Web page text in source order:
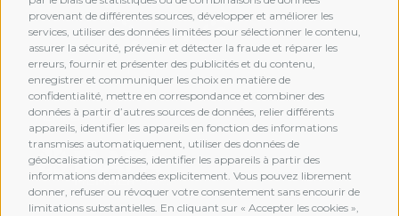
provenant de différentes sources, développer et améliorer les
services, utiliser des données limitées pour sélectionner le contenu,
assurer la sécurité, prévenir et détecter la fraude et réparer les
erreurs, fournir et présenter des publicités et du contenu,
enregistrer et communiquer les choix en matière de
confidentialité, mettre en correspondance et combiner des
données à partir d’autres sources de données, relier différents
appareils, identifier les appareils en fonction des informations
transmises automatiquement, utiliser des données de
géolocalisation précises, identifier les appareils à partir des
informations demandées explicitement. Vous pouvez librement
donner, refuser ou révoquer votre consentement sans encourir de
limitations substantielles. En cliquant sur « Accepter les cookies »,
MEMBERSHIP